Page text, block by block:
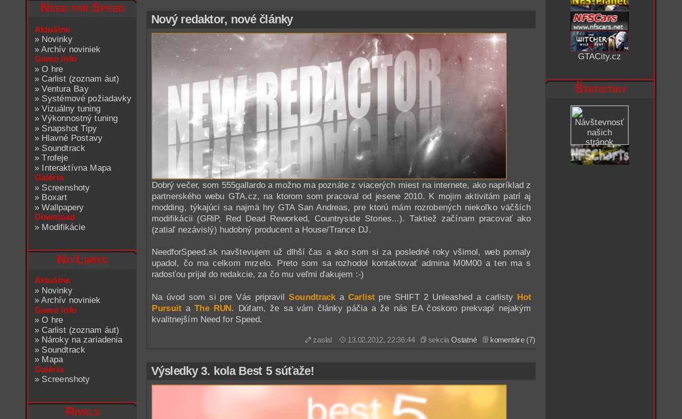
Need for Speed
Aktuálne
» Novinky
»Archív noviniek
Game Info
»O hre
» Carlist (zoznam áut)
»Ventura Bay
» Systémové požiadavky
»Vizuálny tuning
»Výkonnostný tuning
» Snapshot Tipy
» Hlavné Postavy
» Soundtrack
»Trofeje
» Interaktívna Mapa
Galéria
» Screenshoty
» Boxart
»Wallpapery
Download
» Modifikácie
No Limits
Aktuálne
» Novinky
»Archív noviniek
Game Info
»O hre
» Carlist (zoznam áut)
» Nároky na zariadenia
» Soundtrack
» Mapa
Galéria
» Screenshoty
Rivals
GTACity.cz
Štatistiky
Nový redaktor, nové články
Dobrý večer, som 555gallardo a možno ma poznáte z viacerých miest na internete, ako napríklad z
partnerského webu GTA.cz, na ktorom som pracoval od jesene 2010. K mojim aktivitám patrí aj
modding, týkajúci sa najmä hry GTA San Andreas, pre ktorú mám rozrobených niekoľko väčších
modifikácii (GRiP, Red Dead Reworked, Countryside Stories...). Taktiež začínam pracovať ako
(zatiaľ nezávislý) hudobný producent a House/Trance DJ.
NeedforSpeed.sk navštevujem už dlhší čas a ako som si za posledné roky všimol, web pomaly
upadol, čo ma celkom mrzelo. Preto som sa rozhodol kontaktovať admina M0M00 a ten ma s
radosťou prijal do redakcie, za čo mu veľmi ďakujem :-)
Na úvod som si pre Vás pripravilSoundtrack aCarlistpre SHIFT 2 Unleashed a carlisty Hot
Pursuita The RUN. Dúfam, že sa vám články páčia a že nás EA čoskoro prekvapí nejakým
kvalitnejším Need for Speed.
zaslal 13.02.2012, 22:36:44 sekciaOstatné komentáre (7)
Výsledky 3. kola Best 5 súťaže!